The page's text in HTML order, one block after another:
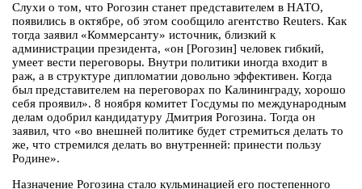
Слухи о том, что Рогозин станет представителем в НАТО,
появились в октябре, об этом сообщило агентство Reuters. Как
тогда заявил «Коммерсанту» источник, близкий к
администрации президента, «он [Рогозин] человек гибкий,
умеет вести переговоры. Внутри политики иногда входит в
раж, а в структуре дипломатии довольно эффективен. Когда
был представителем на переговорах по Калининграду, хорошо
себя проявил». 8 ноября комитет Госдумы по международным
делам одобрил кандидатуру Дмитрия Рогозина. Тогда он
заявил, что «во внешней политике будет стремиться делать то
же, что стремился делать во внутренней: принести пользу
Родине».
Назначение Рогозина стало кульминацией его постепенного